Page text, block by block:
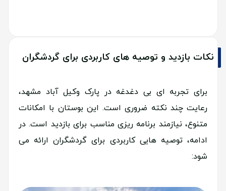
نکات بازدید و توصیه های کاربردی برای گردشگران
برای تجربه ای بی دغدغه در پارک وکیل آباد مشهد،
رعایت چند نکته ضروری است. این بوستان با امکانات
متنوع، نیازمند برنامه ریزی مناسب برای بازدید است. در
ادامه، توصیه هایی کاربردی برای گردشگران ارائه می
شود: